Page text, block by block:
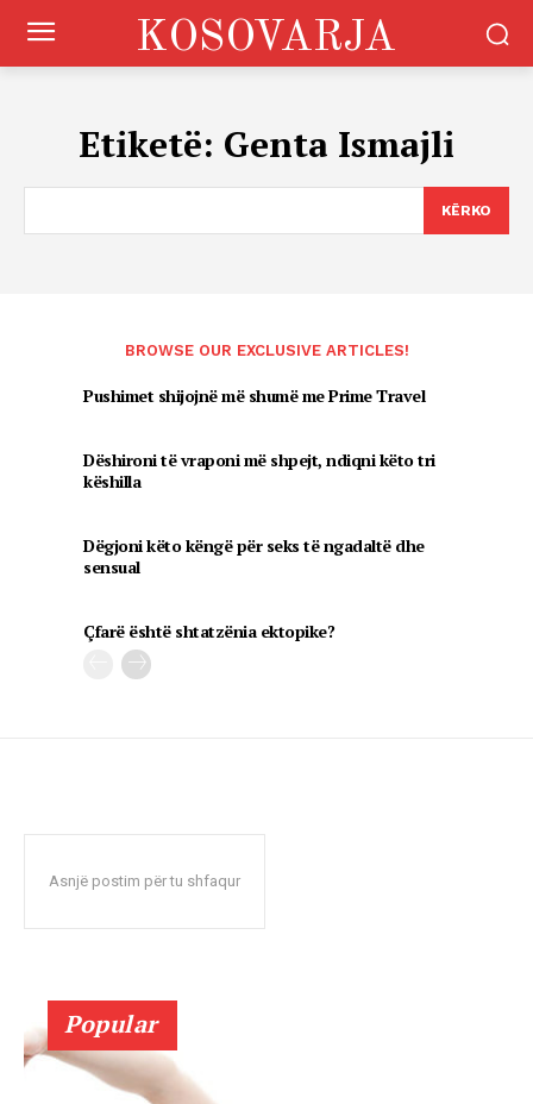
KOSOVARJA
Etiketë: Genta Ismajli
KËRKO
BROWSE OUR EXCLUSIVE ARTICLES!
Pushimet shijojnë më shumë me Prime Travel
Dëshironi të vraponi më shpejt, ndiqni këto tri
këshilla
Dëgjoni këto këngë për seks të ngadaltë dhe
sensual
Çfarë është shtatzënia ektopike?
Asnjë postim për tu shfaqur
Popular